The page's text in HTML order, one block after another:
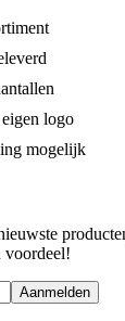
logo
mogelijk
voordeel!
Aanmelden